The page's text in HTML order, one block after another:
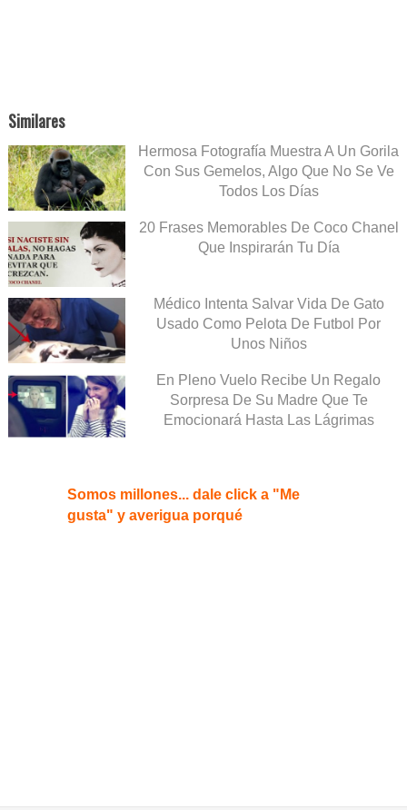
Similares
Hermosa Fotografía Muestra A Un Gorila
Con Sus Gemelos, Algo Que No Se Ve
Todos Los Días
20 Frases Memorables De Coco Chanel
Que Inspirarán Tu Día
Médico Intenta Salvar Vida De Gato
Usado Como Pelota De Futbol Por
Unos Niños
En Pleno Vuelo Recibe Un Regalo
Sorpresa De Su Madre Que Te
Emocionará Hasta Las Lágrimas
Somos millones... dale click a "Me
gusta" y averigua porqué